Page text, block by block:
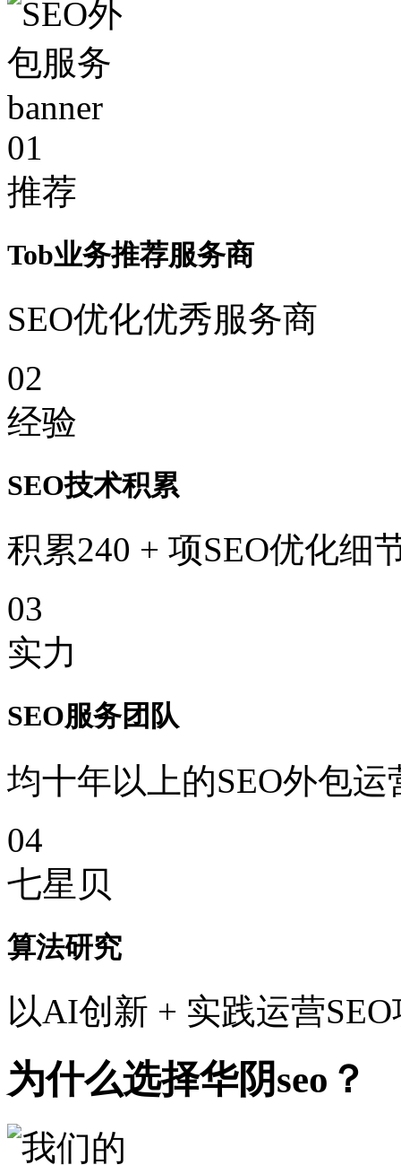
01
推荐
Tob业务推荐服务商
SEO优化优秀服务商
02
经验
SEO技术积累
积累240 + 项SEO优化细
03
实力
SEO服务团队
均十年以上的SEO外包运
04
七星贝
算法研究
以AI创新 + 实践运营
为什么选择华阴seo？